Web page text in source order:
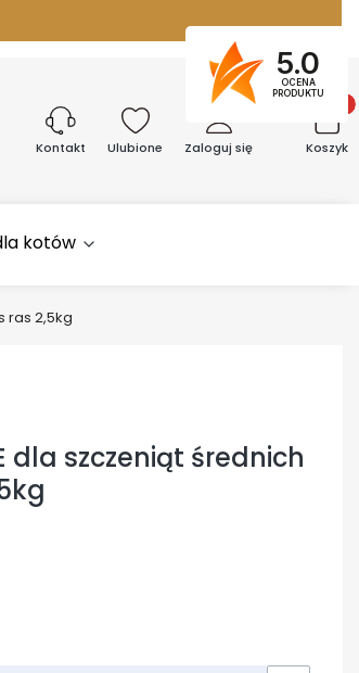
Kontakt Ulubione Zaloguj się Koszyk
kotów
ras 2,5kg
dla szczeniąt średnich
5.0
OCENA
PRODUKTU